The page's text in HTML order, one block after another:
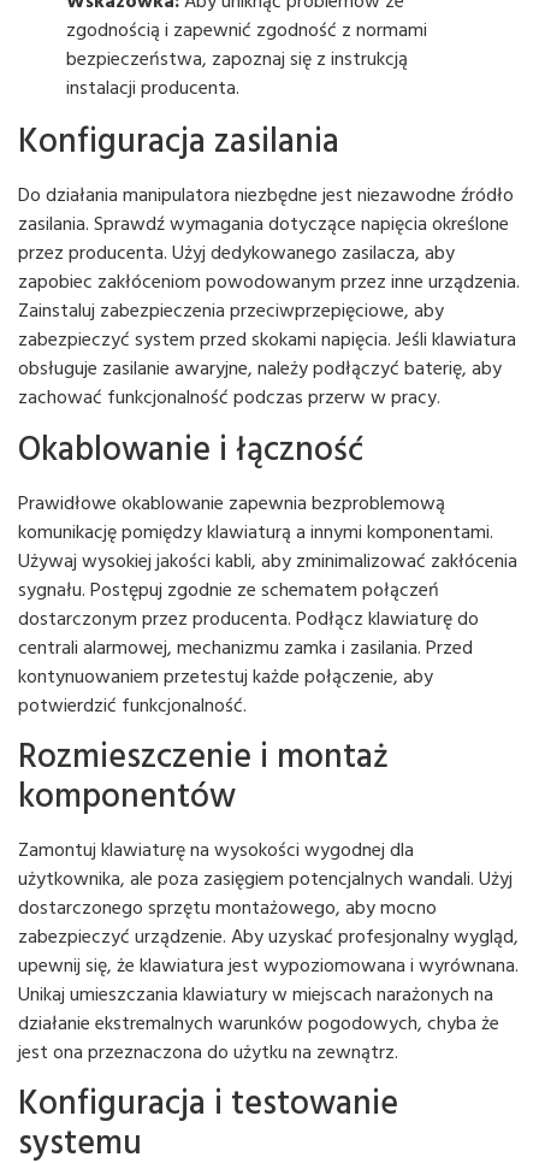
zgodnością i zapewnić zgodność z normami
bezpieczeństwa, zapoznaj się z instrukcją
instalacji producenta.
Konfiguracja zasilania
Do działania manipulatora niezbędne jest niezawodne źródło
zasilania. Sprawdź wymagania dotyczące napięcia określone
przez producenta. Użyj dedykowanego zasilacza, aby
zapobiec zakłóceniom powodowanym przez inne urządzenia.
Zainstaluj zabezpieczenia przeciwprzepięciowe, aby
zabezpieczyć system przed skokami napięcia. Jeśli klawiatura
obsługuje zasilanie awaryjne, należy podłączyć baterię, aby
zachować funkcjonalność podczas przerw w pracy.
Okablowanie i łączność
Prawidłowe okablowanie zapewnia bezproblemową
komunikację pomiędzy klawiaturą a innymi komponentami.
Używaj wysokiej jakości kabli, aby zminimalizować zakłócenia
sygnału. Postępuj zgodnie ze schematem połączeń
dostarczonym przez producenta. Podłącz klawiaturę do
centrali alarmowej, mechanizmu zamka i zasilania. Przed
kontynuowaniem przetestuj każde połączenie, aby
potwierdzić funkcjonalność.
Rozmieszczenie i montaż
komponentów
Zamontuj klawiaturę na wysokości wygodnej dla
użytkownika, ale poza zasięgiem potencjalnych wandali. Użyj
dostarczonego sprzętu montażowego, aby mocno
zabezpieczyć urządzenie. Aby uzyskać profesjonalny wygląd,
upewnij się, że klawiatura jest wypoziomowana i wyrównana.
Unikaj umieszczania klawiatury w miejscach narażonych na
działanie ekstremalnych warunków pogodowych, chyba że
jest ona przeznaczona do użytku na zewnątrz.
Konfiguracja i testowanie
systemu